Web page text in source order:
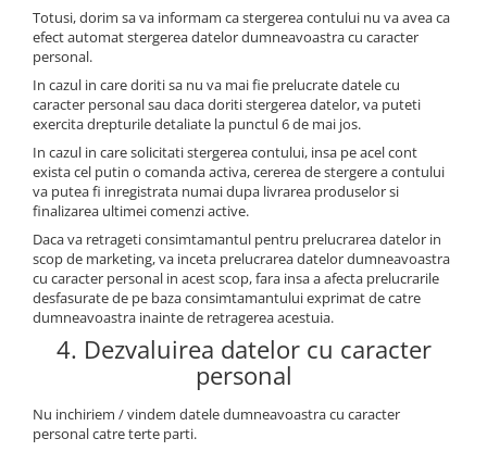
Totusi, dorim sa va informam ca stergerea contului nu va avea ca
efect automat stergerea datelor dumneavoastra cu caracter
personal.
In cazul in care doriti sa nu va mai fie prelucrate datele cu
caracter personal sau daca doriti stergerea datelor, va puteti
exercita drepturile detaliate la punctul 6 de mai jos.
In cazul in care solicitati stergerea contului, insa pe acel cont
exista cel putin o comanda activa, cererea de stergere a contului
va putea fi inregistrata numai dupa livrarea produselor si
finalizarea ultimei comenzi active.
Daca va retrageti consimtamantul pentru prelucrarea datelor in
scop de marketing, va inceta prelucrarea datelor dumneavoastra
cu caracter personal in acest scop, fara insa a afecta prelucrarile
desfasurate de pe baza consimtamantului exprimat de catre
dumneavoastra inainte de retragerea acestuia.
4. Dezvaluirea datelor cu caracter
personal
Nu inchiriem / vindem datele dumneavoastra cu caracter
personal catre terte parti.